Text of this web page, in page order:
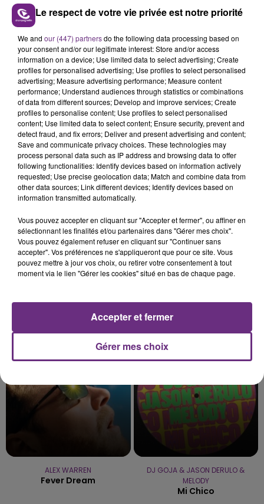
Kenpich, 25 ans, est un mordu de MotoGP. Le quotidien
du natif d'Epernay est rythmé par son activité sur
Youtube, sur Twitch, mais aussi auprès de journalistes
des chaines Canal + et Eurosport.
TITRES DIFFUSÉS
23h05
23h05
MYLES SMITH & NIALL HORAN
23h03
23h03
ALEX WARREN
Fever Dream
22h58
22h58
DJ GOJA & JASON DERULO &
MELODY
Mi Chico
Le respect de votre vie privée est notre priorité
We and our (447) partnersdo the following data processing based on
your consent and/or our legitimate interest: Store and/or access
information on a device; Use limited data to select advertising; Create
profiles for personalised advertising; Use profiles to select personalised
advertising; Measure advertising performance; Measure content
performance; Understand audiences through statistics or combinations
of data from different sources; Develop and improve services; Create
profiles to personalise content; Use profiles to select personalised
content; Use limited data to select content; Ensure security, prevent and
detect fraud, and fix errors; Deliver and present advertising and content;
Save and communicate privacy choices. These technologies may
process personal data such as IP address and browsing data to offer
following functionalities: Identify devices based on information actively
requested; Use precise geolocation data; Match and combine data from
other data sources; Link different devices; Identify devices based on
information transmitted automatically.
Vous pouvez accepter en cliquant sur "Accepter et fermer", ou affiner en
sélectionnant les finalités et/ou partenaires dans "Gérer mes choix".
Vous pouvez également refuser en cliquant sur "Continuer sans
accepter". Vos préférences ne s'appliqueront que pour ce site. Vous
pouvez mettre à jour vos choix, ou retirer votre consentement à tout
moment via le lien "Gérer les cookies" situé en bas de chaque page.
Gérer mes choix
Accepter et fermer